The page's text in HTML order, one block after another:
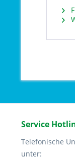
Service
Telefonische
unter: